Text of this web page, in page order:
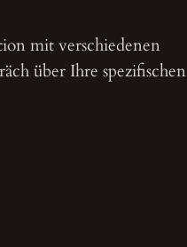
mit verschiedenen
über Ihre spezifischen